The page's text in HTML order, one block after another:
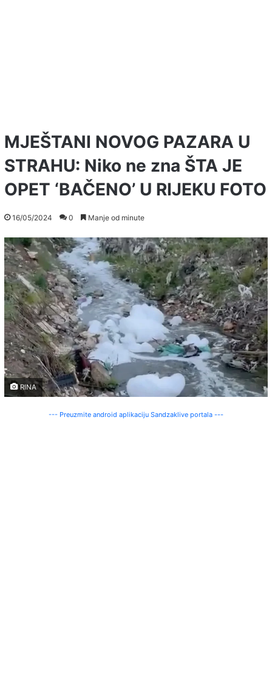
MJEŠTANI NOVOG PAZARA U
STRAHU: Niko ne zna ŠTA JE
OPET ‘BAČENO’ U RIJEKU FOTO
16/05/2024 0 Manje od minute
RINA
--- Preuzmite android aplikaciju Sandzaklive portala ---